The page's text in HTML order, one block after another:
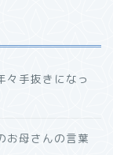
々手抜きになっ
お母さんの言葉